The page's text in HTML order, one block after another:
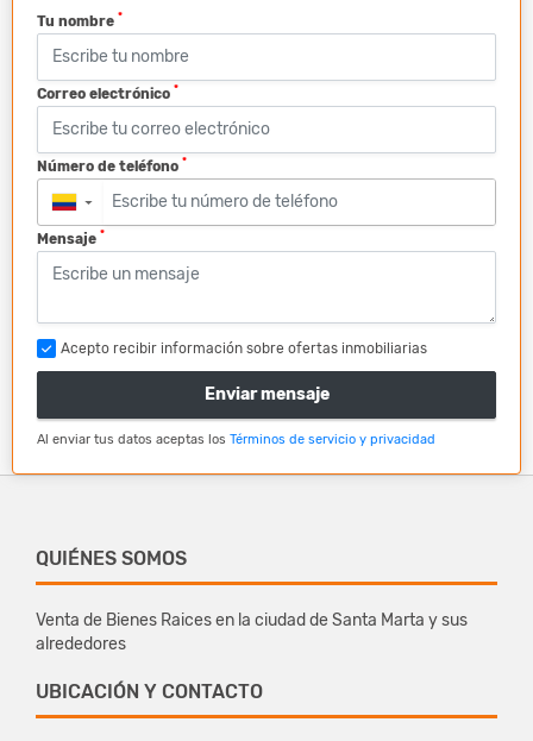
Tu nombre *
Correo electrónico *
Número de teléfono *
▼
Mensaje *
Acepto recibir información sobre ofertas inmobiliarias
Enviar mensaje
Al enviar tus datos aceptas los Términos de servicio y privacidad
QUIÉNES SOMOS
Venta de Bienes Raices en la ciudad de Santa Marta y sus
alrededores
UBICACIÓN Y CONTACTO